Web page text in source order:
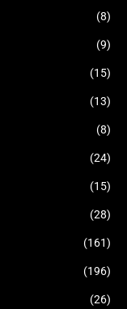
(8)
(9)
(15)
(13)
(8)
(24)
(15)
(28)
(161)
(196)
(26)